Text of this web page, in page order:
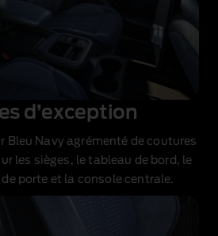
d’exception
Bleu Navy agrémenté de coutures
les sièges, le tableau de bord, le
porte et la console centrale.